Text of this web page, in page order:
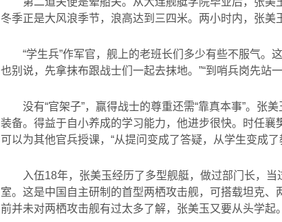
冬季正是大风浪季节，浪高达到三四米。两小时内，张美
“学生兵”作军官，舰上的老班长们多少有些不服气。
也别说，先拿抹布跟战士们一起去抹地。”“到哨兵岗先站
没有“官架子”，赢得战士的尊重还需“靠真本事”。张
装备。得益于自小养成的学习能力，他进步很快。时任襄
可以为其他官兵授课， “从提问变成了答疑，从学生变成了
入伍18年，张美玉经历了多型舰艇，做过部门长，当
室。这是中国自主研制的首型两栖攻击舰，可搭载坦克
前并未对两栖攻击舰有过太多了解，张美玉又要从头学起。